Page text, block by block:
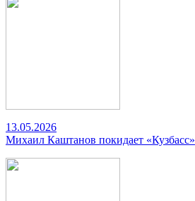
13.05.2026
Михаил Каштанов покидает «Кузбасс»